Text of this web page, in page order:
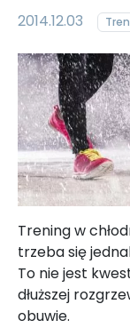
2014.12.03
Trening w
trzeba się
To nie jest
dłuższej
obuwie.